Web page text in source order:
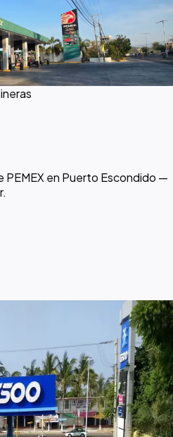
PEMEX en Puerto Escondido —